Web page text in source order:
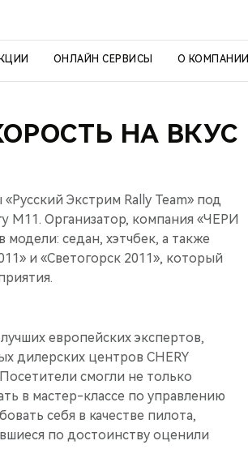
ОНЛАЙН СЕРВИСЫ О КОМПАНИИ
НА ВКУС
Экстрим Rally Team» под
М11. Организатор, компания «ЧЕРИ
седан, хэтчбек, а также
и «Светогорск 2011», который
европейских экспертов,
дилерских центров CHERY
смогли не только
в мастер-классе по управлению
себя в качестве пилота,
по достоинству оценили